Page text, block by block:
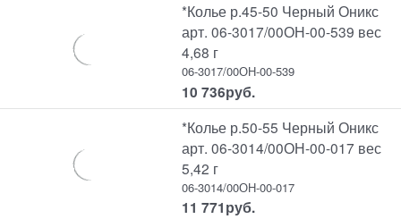
*Колье р.45-50 Черный Оникс
арт. 06-3017/00ОН-00-539 вес
4,68 г
06-3017/00ОН-00-539
10 736руб.
*Колье р.50-55 Черный Оникс
арт. 06-3014/00ОН-00-017 вес
5,42 г
06-3014/00ОН-00-017
11 771руб.